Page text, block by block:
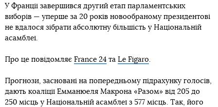
У Франції завершився другий етап парламентських
виборів — уперше за 20 років новообраному президентові
не вдалося зібрати абсолютну більшість у Національній
асамблеї.
Про це повідомляє France 24 та Le Figaro.
Прогнози, засновані на попередньому підрахунку голосів,
дають коаліції Емманюеля Макрона «Разом» від 205 до
250 місць у Національній асамблеї з 577 місць. Так, його